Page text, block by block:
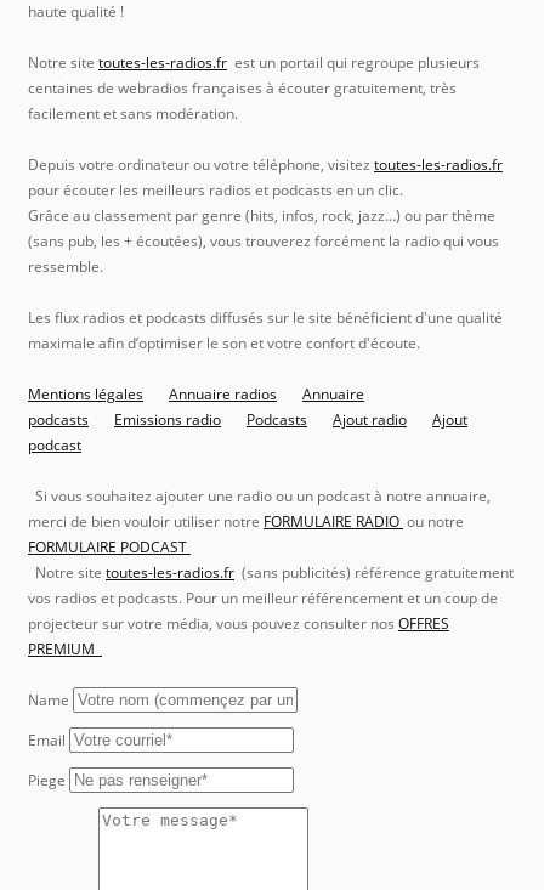
haute qualité !
Notre site toutes-les-radios.fr est un portail qui regroupe plusieurs
centaines de webradios françaises à écouter gratuitement, très
facilement et sans modération.
Depuis votre ordinateur ou votre téléphone, visitez toutes-les-radios.fr
pour écouter les meilleurs radios et podcasts en un clic.
Grâce au classement par genre (hits, infos, rock, jazz…) ou par thème
(sans pub, les + écoutées), vous trouverez forcément la radio qui vous
ressemble.
Les flux radios et podcasts diffusés sur le site bénéficient d'une qualité
maximale afin d’optimiser le son et votre confort d'écoute.
Mentions légales Annuaire radios
Annuaire
podcasts
Emissions radio Podcasts Ajout radio
Ajout
podcast
Si vous souhaitez ajouter une radio ou un podcast à notre annuaire,
merci de bien vouloir utiliser notre FORMULAIRE RADIO ou notre
FORMULAIRE PODCAST
Notre site toutes-les-radios.fr (sans publicités) référence gratuitement
vos radios et podcasts. Pour un meilleur référencement et un coup de
projecteur sur votre média, vous pouvez consulter nos OFFRES
PREMIUM
Name
Email
Piege